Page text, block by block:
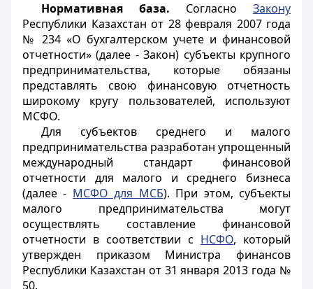
Нормативная база. СогласноЗакону
Республики Казахстан от 28 февраля 2007 года
№ 234 «О бухгалтерском учете и финансовой
отчетности» (далее - Закон) субъекты крупного
предпринимательства, которые обязаны
представлять свою финансовую отчетность
широкому кругу пользователей, используют
МСФО.
Для субъектов среднего и малого
предпринимательства разработан упрощенный
международный стандарт финансовой
отчетности для малого и среднего бизнеса
(далее - МСФО для МСБ). При этом, субъекты
малого предпринимательства могут
осуществлять составление финансовой
отчетности в соответствии с НСФО, который
утвержден приказом Министра финансов
Республики Казахстан от 31 января 2013 года №
50.